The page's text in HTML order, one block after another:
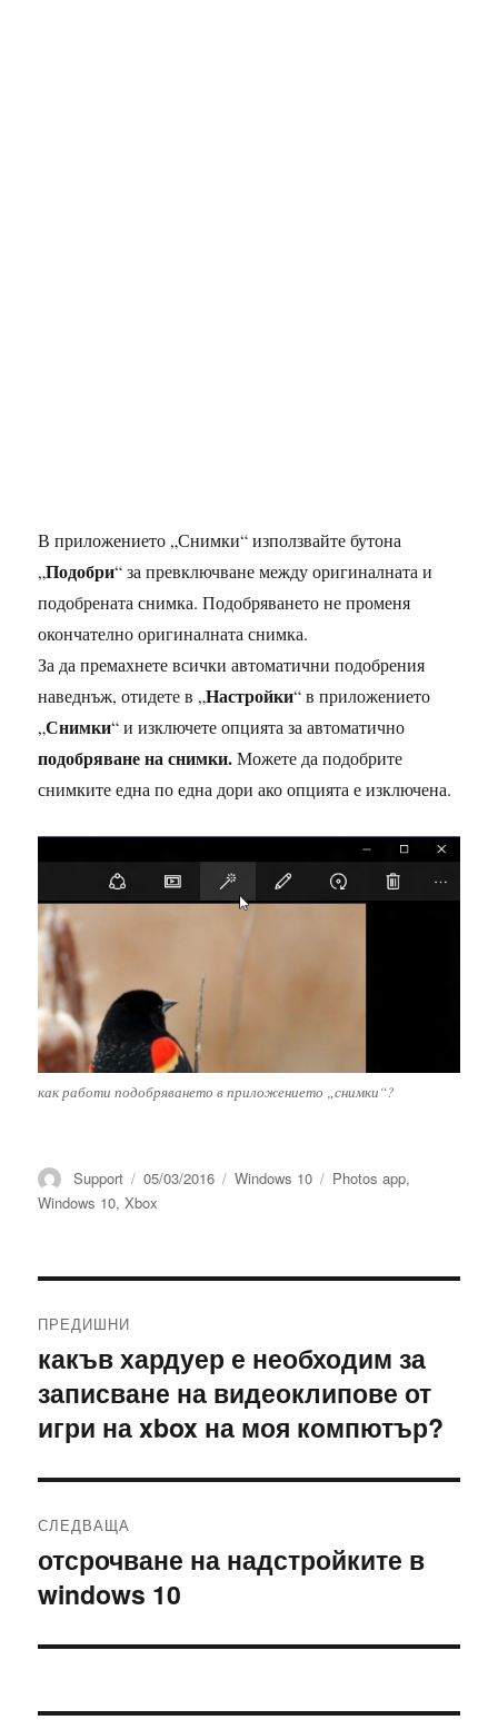
В приложението „Снимки“ използвайте бутона
„Подобри“ за превключване между оригиналната и
подобрената снимка. Подобряването не променя
окончателно оригиналната снимка.
За да премахнете всички автоматични подобрения
наведнъж, отидете в „Настройки“ в приложението
„Снимки“ и изключете опцията за автоматично
подобряване на снимки.Можете да подобрите
снимките една по една дори ако опцията е изключена.
как работи подобряването в приложението „снимки“?
Автор
Support
Публикувано
на
05/03/2016 Категории
Windows 10 Етикети
Photos app,
Windows 10,Xbox
ПРЕДИШНИ
Предишна
публикация:
какъв хардуер е необходим за
записване на видеоклипове от
игри на xbox на моя компютър?
СЛЕДВАЩА
Следваща
публикация:
отсрочване на надстройките в
windows 10